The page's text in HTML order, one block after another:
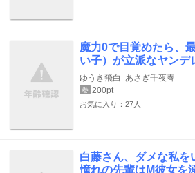
魔力0で目覚めたら、
い子）が立派なヤンデ
ゆうき飛白 あさぎ千夜春
巻 200pt
お気に入り：27人
白藤さん、ダメな私を
憧れの先輩はM彼女を